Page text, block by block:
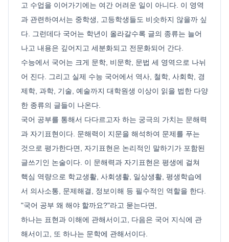
고 수업을 이어가기에는 여간 어려운 일이 아니다. 이 영역
과 관련하여서는 중학생, 고등학생들도 비슷하지 않을까 싶
다. 그런데다 국어는 학년이 올라갈수록 글의 종류는 늘어
나고 내용은 깊어지고 세분화되고 전문화되어 간다.
수능에서 국어는 크게 문학, 비문학, 문법 세 영역으로 나뉘
어 진다. 그리고 실제 수능 국어에서 역사, 철학, 사회학, 경
제학, 과학, 기술, 예술까지 대학원생 이상이 읽을 법한 다양
한 종류의 글들이 나온다.
국어 공부를 통해서 다다르고자 하는 궁극의 가치는 문해력
과 자기표현이다. 문해력이 지문을 해석하여 문제를 푸는
것으로 평가한다면, 자기표현은 논리적인 말하기가 포함된
글쓰기인 논술이다. 이 문해력과 자기표현은 평생에 걸쳐
핵심 역량으로 학교생활, 사회생활, 일상생활, 평생학습에
서 의사소통, 문제해결, 정보이해 등 필수적인 역할을 한다.
"국어 공부 왜 해야 할까요?"라고 묻는다면,
하나는 표현과 이해에 관해서이고, 다음은 국어 지식에 관
해서이고, 또 하나는 문학에 관해서이다.